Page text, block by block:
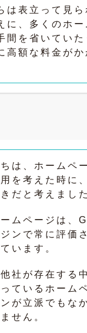
は表立って見ら
に、多くのホー
間を省いていた
高額な料金がか
は、ホームペ
を考えた時に
だと考えまし
ムページは、
ンで常に評価
います。
社が存在する
ているホーム
が立派でもな
せん。